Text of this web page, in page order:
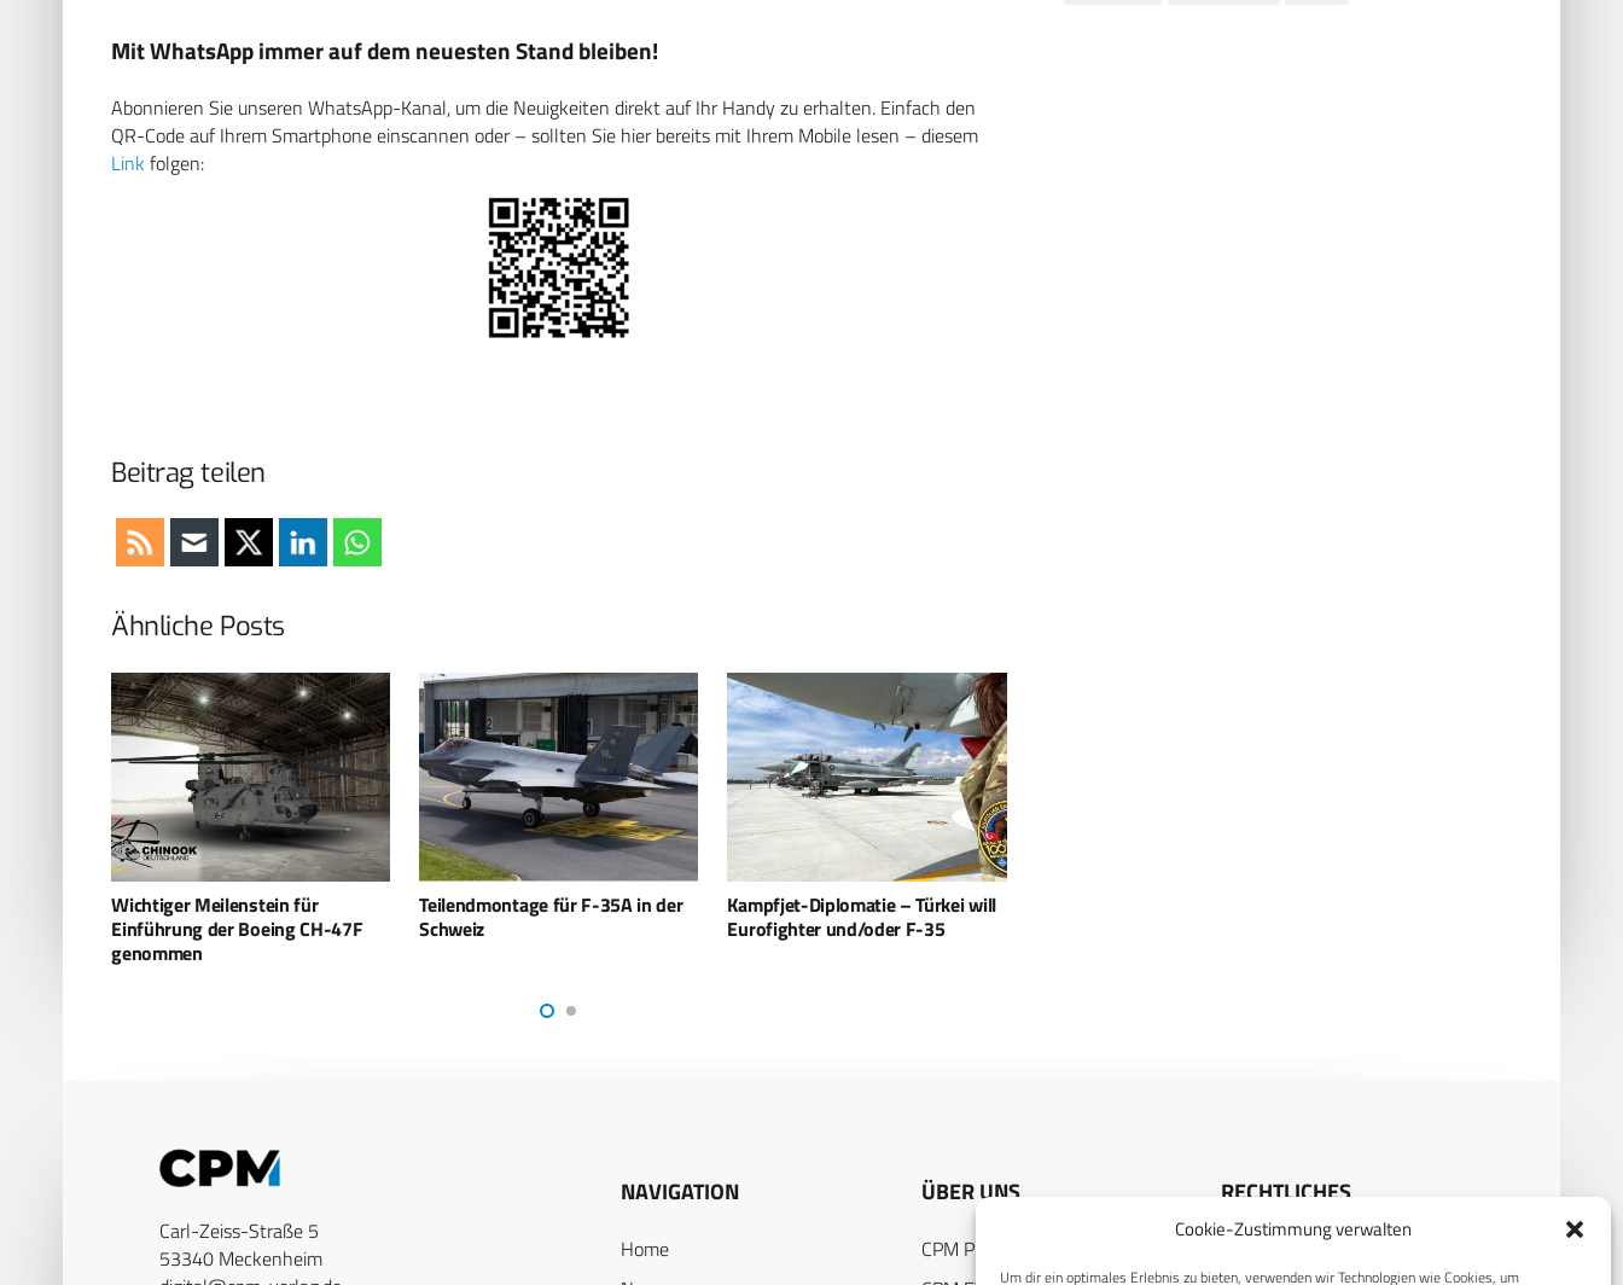
Cookie-Zustimmung verwalten
Um dir ein optimales Erlebnis zu bieten, verwenden wir Technologien wie Cookies, um
Mit WhatsApp immer auf dem neuesten Stand bleiben!
Abonnieren Sie unseren WhatsApp-Kanal, um die Neuigkeiten direkt auf Ihr Handy zu erhalten. Einfach den
QR-Code auf Ihrem Smartphone einscannen oder – sollten Sie hier bereits mit Ihrem Mobile lesen – diesem
Link folgen:
Beitrag teilen
Ähnliche Posts
Teilendmontage für F-35A in der
Schweiz
Kampfjet-Diplomatie – Türkei will
Eurofighter und/oder F-35
HENSOLDT:
Bundesverteidigungsminister
Carl-Zeiss-Straße 5
53340 Meckenheim
NAVIGATION
Home
ÜBER UNS
CPM PUBLICATIONS
RECHTLICHES
Datenschutzerklärung